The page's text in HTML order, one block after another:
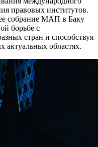
правовых институтов.
собрание МАП в Баку
борьбе с
стран и способствуя
актуальных областях.